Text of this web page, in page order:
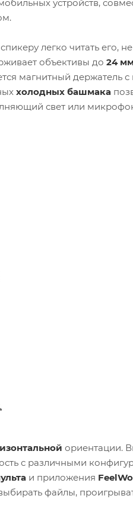
устройств,
легко читать его,
объективы до 24 мм
магнитный держатель
холодных башмака
свет или
ориентации.
с различными
и приложения
файлы,